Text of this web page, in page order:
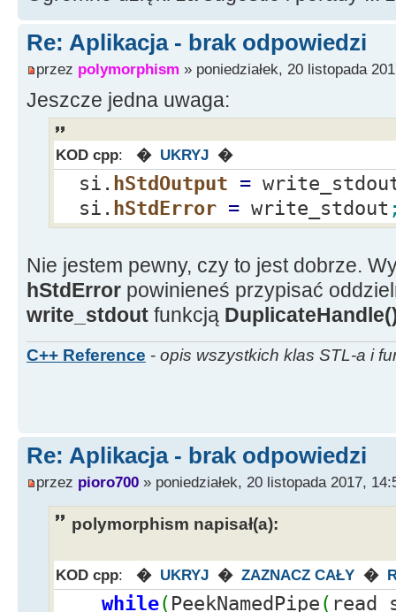
}
}
else
{
ReadFile(
mess=
pos=mess.
while(pos>
>Add(mess.SubString(1, pos-1)
pos);
pos
{
}
}
}
CloseHandle(pi.hThread);
Re: Aplikacja - brak odpowiedzi
przez polymorphism » poniedziałek, 20 listopada
Jeszcze jedna uwaga:
KOD cpp: � UKRYJ �
si. hStdOutput =
si. hStdError = write_stdout
Nie jestem pewny, czy to jest dobrze.
hStdError powinieneś przypisać
write_stdout funkcją
C++ Reference - opis wszystkich klas STL-a i
Re: Aplikacja - brak odpowiedzi
przez pioro700 » poniedziałek, 20 listopada 2017,
polymorphism napisał(a):
KOD cpp: � UKRYJ � ZAZNACZ CAŁY �
while( PeekNamedPipe (